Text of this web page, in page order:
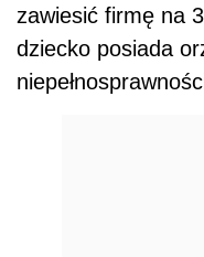
zawiesić firmę na
dziecko posiada